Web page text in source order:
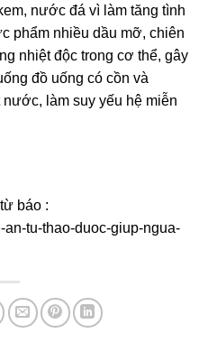
nước đá vì làm tăng tình
phẩm nhiều dầu mỡ, chiên
nhiệt độc trong cơ thể, gây
đồ uống có cồn và
làm suy yếu hệ miễn
báo :
an-tu-thao-duoc-giup-ngua-